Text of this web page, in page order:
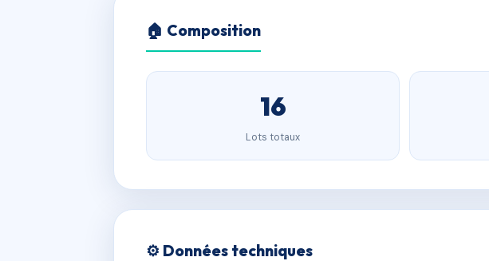
🏠 Composition
16
Lots totaux
⚙️ Données techniques